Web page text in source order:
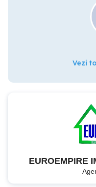
Vezi
EUROEMPIRE